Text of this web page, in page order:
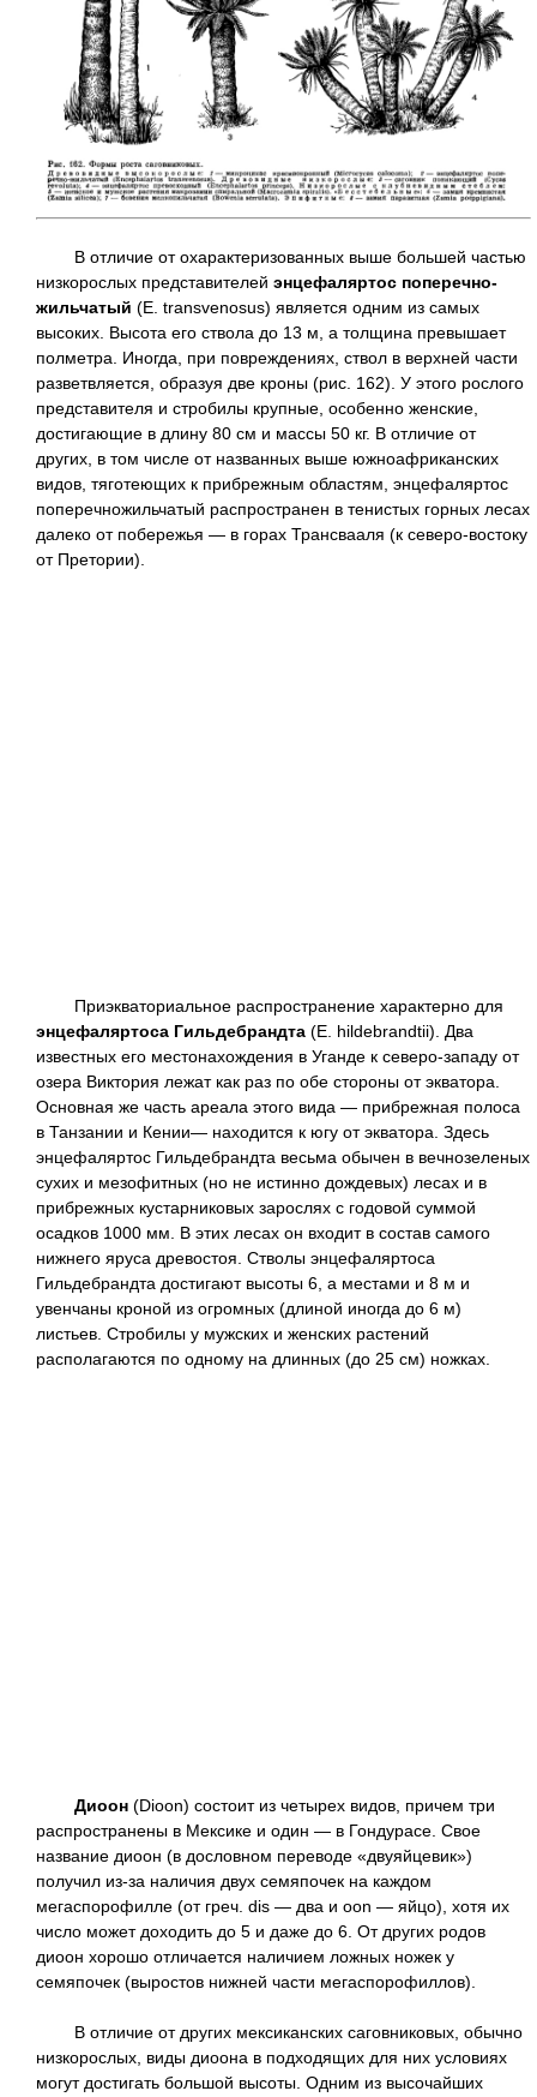
В отличие от охарактеризованных выше большей частью
низкорослых представителей энцефаляртос поперечно-
жильчатый (Е. transvenosus) является одним из самых
высоких. Высота его ствола до 13 м, а толщина превышает
полметра. Иногда, при повреждениях, ствол в верхней части
разветвляется, образуя две кроны (рис. 162). У этого рослого
представителя и стробилы крупные, особенно женские,
достигающие в длину 80 см и массы 50 кг. В отличие от
других, в том числе от названных выше южноафриканских
видов, тяготеющих к прибрежным областям, энцефаляртос
поперечножильчатый распространен в тенистых горных лесах
далеко от побережья — в горах Трансвааля (к северо-востоку
от Претории).
Приэкваториальное распространение характерно для
энцефаляртоса Гильдебрандта (Е. hildebrandtii). Два
известных его местонахождения в Уганде к северо-западу от
озера Виктория лежат как раз по обе стороны от экватора.
Основная же часть ареала этого вида — прибрежная полоса
в Танзании и Кении— находится к югу от экватора. Здесь
энцефаляртос Гильдебрандта весьма обычен в вечнозеленых
сухих и мезофитных (но не истинно дождевых) лесах и в
прибрежных кустарниковых зарослях с годовой суммой
осадков 1000 мм. В этих лесах он входит в состав самого
нижнего яруса древостоя. Стволы энцефаляртоса
Гильдебрандта достигают высоты 6, а местами и 8 м и
увенчаны кроной из огромных (длиной иногда до 6 м)
листьев. Стробилы у мужских и женских растений
располагаются по одному на длинных (до 25 см) ножках.
Диоон (Dioon) состоит из четырех видов, причем три
распространены в Мексике и один — в Гондурасе. Свое
название диоон (в дословном переводе «двуяйцевик»)
получил из-за наличия двух семяпочек на каждом
мегаспорофилле (от греч. dis — два и ооn — яйцо), хотя их
число может доходить до 5 и даже до 6. От других родов
диоон хорошо отличается наличием ложных ножек у
семяпочек (выростов нижней части мегаспорофиллов).
В отличие от других мексиканских саговниковых, обычно
низкорослых, виды диоона в подходящих для них условиях
могут достигать большой высоты. Одним из высочайших